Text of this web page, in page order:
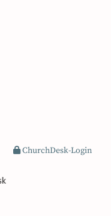
ChurchDesk-Login